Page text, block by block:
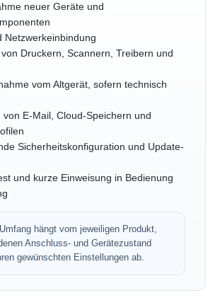
neuer Geräte und
Netzwerkeinbindung
Druckern, Scannern, Treibern und
vom Altgerät, sofern technisch
von E-Mail, Cloud-Speichern und
Sicherheitskonfiguration und Update-
und kurze Einweisung in Bedienung
hängt vom jeweiligen Produkt,
Anschluss- und Gerätezustand
gewünschten Einstellungen ab.